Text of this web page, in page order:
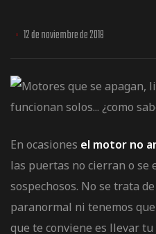
12 de noviembre de 2018
En ocasiones el motor no
las puertas no cierran o se
sospechosos. No se trata
paranormal ni tenemos
que te conviene es llevar